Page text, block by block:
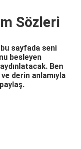
Sözleri
sayfada seni
besleyen
Ben
derin anlamıyla